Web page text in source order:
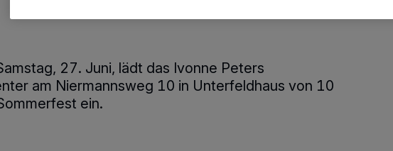
27. Juni, lädt das Ivonne Peters
am Niermannsweg 10 in Unterfeldhaus von 10
ein.